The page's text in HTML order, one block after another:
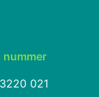
nummer
021